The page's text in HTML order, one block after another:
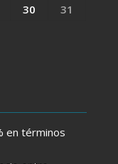
30 31
en términos